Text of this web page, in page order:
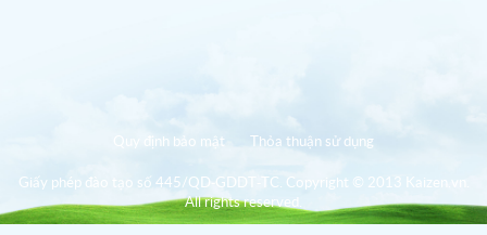
Quy định bảo mật Thỏa thuận sử dụng
Giấy phép đào tạo số 445/QD-GDDT-TC. Copyright © 2013 Kaizen.vn.
All rights reserved.